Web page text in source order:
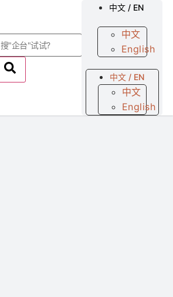
中文 / EN
中文
English
中文 / EN
中文
English